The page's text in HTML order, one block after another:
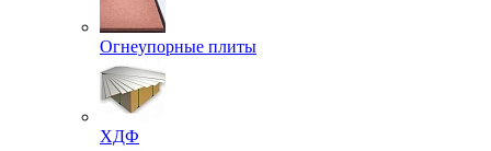
Огнеупорные плиты
ХДФ